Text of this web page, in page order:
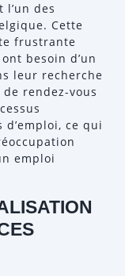
des
Cette
frustrante
besoin d’un
leur recherche
rendez-vous
d’emploi, ce qui
emploi